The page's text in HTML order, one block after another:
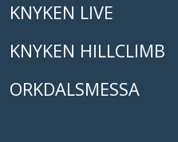
KNYKEN LIVE
KNYKEN HILLCLIMB
ORKDALSMESSA